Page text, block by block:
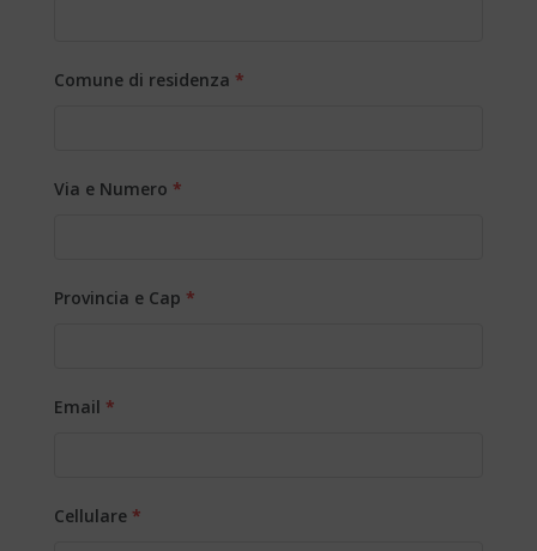
Comune di residenza *
Via e Numero *
Provincia e Cap *
Email *
Cellulare *